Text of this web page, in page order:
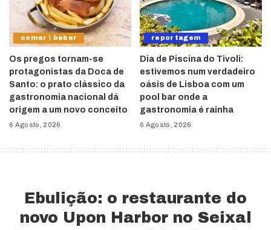
comer \ beber
Os pregos tornam-se
protagonistas da Doca de
Santo: o prato clássico da
gastronomia nacional dá
origem a um novo conceito
6 Agosto, 2026
reportagem
Dia de Piscina do Tivoli:
estivemos num verdadeiro
oásis de Lisboa com um
pool bar onde a
gastronomia é rainha
6 Agosto, 2026
Ebulição: o restaurante do
novo Upon Harbor no Seixal